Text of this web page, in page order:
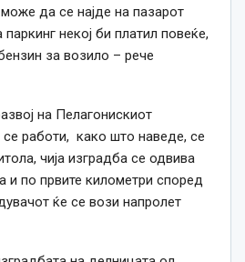
да се најде на пазарот
некој би платил повеќе,
за возило – рече
на Пелагонискиот
работи, како што наведе, се
чија изградба се одвива
и по првите километри според
ќе се вози напролет